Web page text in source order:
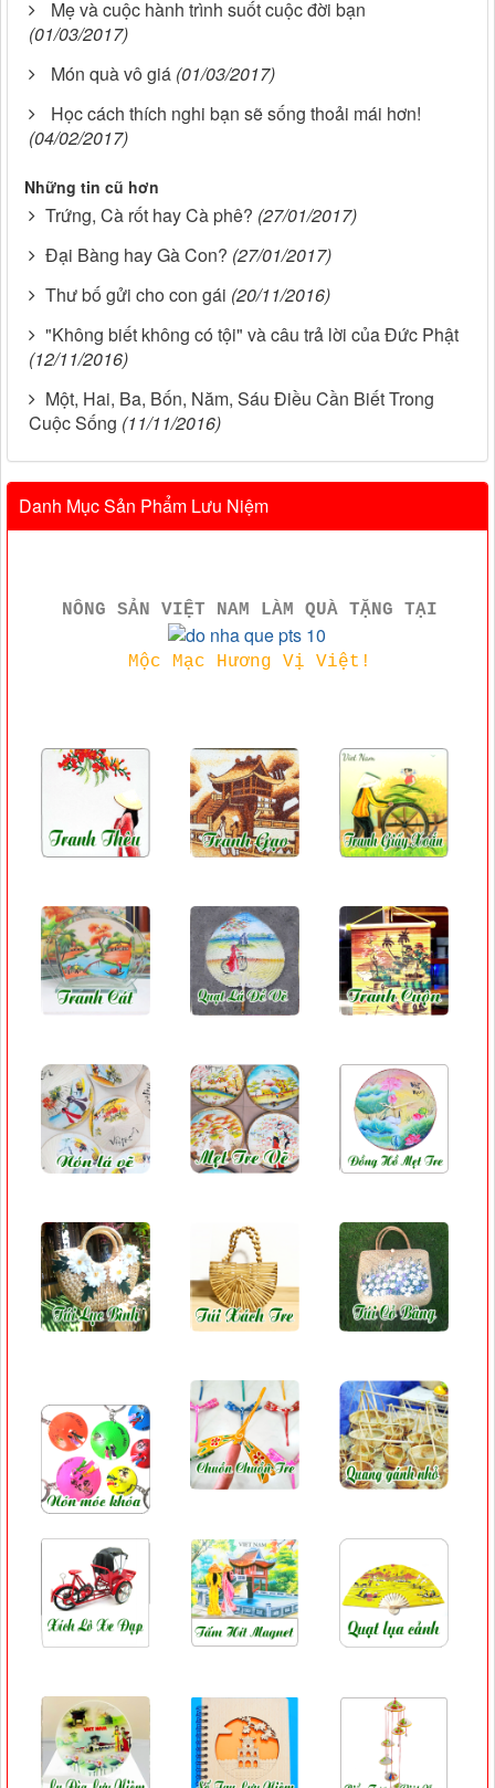
Mẹ và cuộc hành trình suốt cuộc đời bạn
(01/03/2017)
Món quà vô giá (01/03/2017)
Học cách thích nghi bạn sẽ sống thoải mái hơn!
(04/02/2017)
Những tin cũ hơn
Trứng, Cà rốt hay Cà phê? (27/01/2017)
Đại Bàng hay Gà Con? (27/01/2017)
Thư bố gửi cho con gái (20/11/2016)
"Không biết không có tội" và câu trả lời của Đức Phật
(12/11/2016)
Một, Hai, Ba, Bốn, Năm, Sáu Điều Cần Biết Trong
Cuộc Sống (11/11/2016)
Danh Mục Sản Phẩm Lưu Niệm
NÔNG SẢN VIỆT NAM LÀM QUÀ TẶNG TẠI
Mộc Mạc Hương Vị Việt!